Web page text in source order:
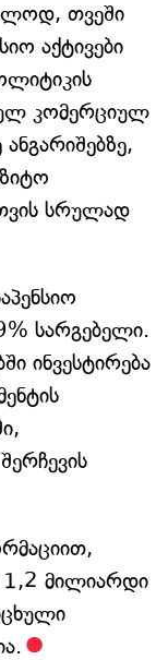
თვეში
აქტივები
კომერციულ
სრულად
სარგებელი.
ინვესტირება
1,2 მილიარდი